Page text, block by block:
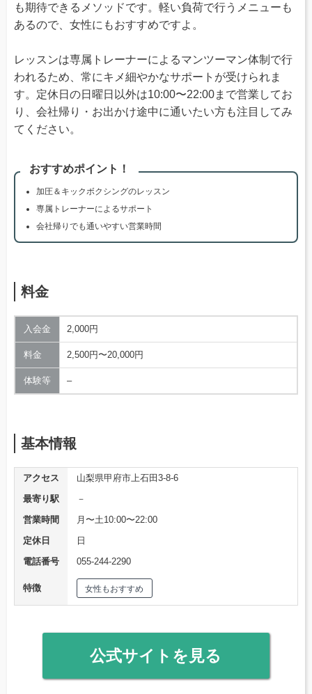
も期待できるメソッドです。軽い負荷で行うメニューも
あるので、女性にもおすすめですよ。
レッスンは専属トレーナーによるマンツーマン体制で行
われるため、常にキメ細やかなサポートが受けられま
す。定休日の日曜日以外は10:00〜22:00まで営業してお
り、会社帰り・お出かけ途中に通いたい方も注目してみ
てください。
おすすめポイント！
加圧＆キックボクシングのレッスン
専属トレーナーによるサポート
会社帰りでも通いやすい営業時間
料金
入会金 2,000円
料金 2,500円〜20,000円
体験等 –
基本情報
アクセス
山梨県甲府市上石田3-8-6
最寄り駅
－
営業時間
月〜土10:00〜22:00
定休日
日
電話番号
055-244-2290
特徴 女性もおすすめ
公式サイトを見る